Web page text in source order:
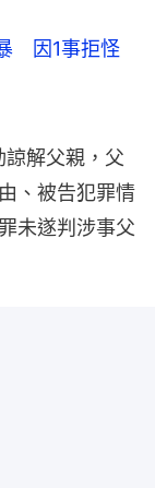
因1事拒怪
諒解父親，父
、被告犯罪情
未遂判涉事父